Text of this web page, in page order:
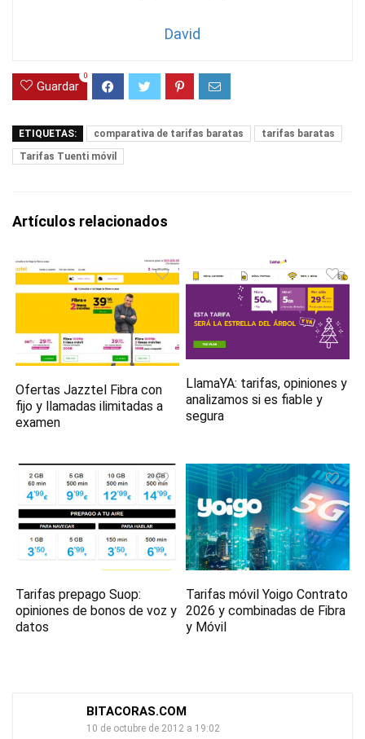
David
Guardar
0
ETIQUETAS: comparativa de tarifas baratas
tarifas baratas
Tarifas Tuenti móvil
Artículos relacionados
Ofertas Jazztel Fibra con
fijo y llamadas ilimitadas a
examen
LlamaYA: tarifas, opiniones y
analizamos si es fiable y
segura
Tarifas prepago Suop:
opiniones de bonos de voz y
datos
Tarifas móvil Yoigo Contrato
2026 y combinadas de Fibra
y Móvil
BITACORAS.COM
10 de octubre de 2012 a 19:02